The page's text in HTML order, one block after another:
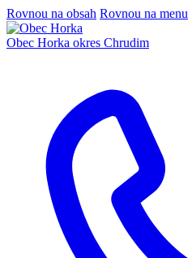
Rovnou na obsah Rovnou na menu
Obec Horka okres Chrudim